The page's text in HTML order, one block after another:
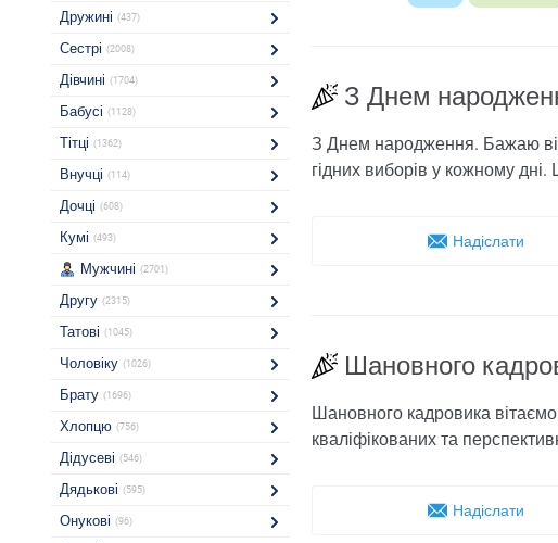
Дружині (437)
Сестрі (2008)
Дівчині (1704)
Бабусі (1128)
Тітці (1362)
Внучці (114)
Дочці (608)
Кумі (493)
Мужчині (2701)
Другу (2315)
Татові (1045)
Чоловіку (1026)
Брату (1696)
Хлопцю (756)
Дідусеві (546)
Дядькові (595)
Онукові (96)
З Днем
З Днем народження. Бажаю
гідних виборів у кожному
Надіслати
Шановного
Шановного кадровика
кваліфікованих та
Надіслати